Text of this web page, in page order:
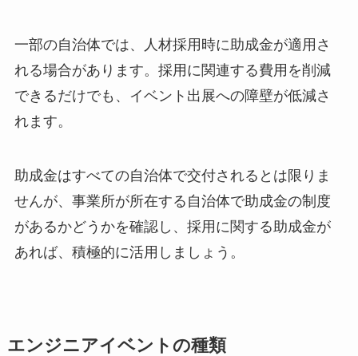
一部の自治体では、人材採用時に助成金が適用さ
れる場合があります。採用に関連する費用を削減
できるだけでも、イベント出展への障壁が低減さ
れます。
助成金はすべての自治体で交付されるとは限りま
せんが、事業所が所在する自治体で助成金の制度
があるかどうかを確認し、採用に関する助成金が
あれば、積極的に活用しましょう。
エンジニアイベントの種類